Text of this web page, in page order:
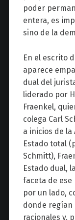
poder
entera, es
sino de la
En el escrito
aparece
dual del
liderado por
Fraenkel,
colega Carl
a inicios de la
Estado total
Schmitt),
Estado dual,
faceta de ese
por un lado,
donde regían
racionales y,